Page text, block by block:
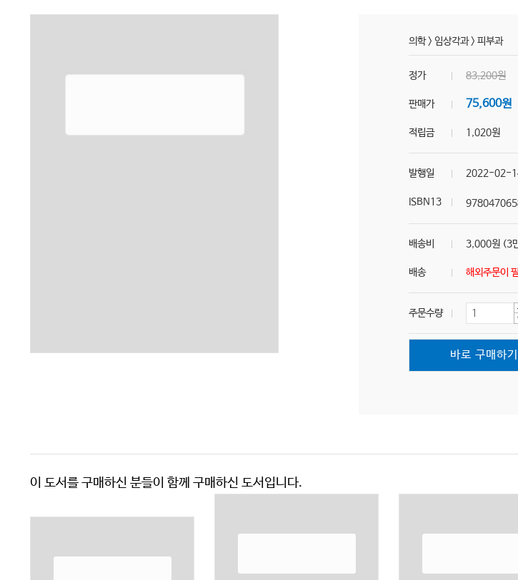
의학> 임상각과> 피부과
정가 83,200원
판매가 75,600원
적립금 1,020원
발행일 2022-02-
ISBN13
배송비 3,000원 (3
배송 해외주문이
주문수량
바로 구매하기
이 도서를 구매하신 분들이 함께 구매하신 도서입니다.